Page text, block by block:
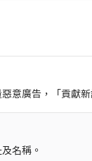
意廣告，「貢獻
名稱。